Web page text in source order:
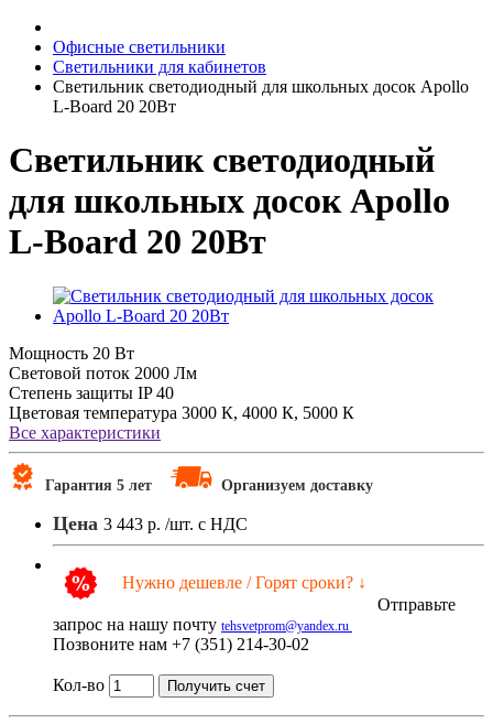
Офисные светильники
Светильники для кабинетов
Светильник светодиодный для школьных досок Apollo
L-Board 20 20Вт
Светильник светодиодный
для школьных досок Apollo
L-Board 20 20Вт
Мощность 20 Вт
Световой поток 2000 Лм
Степень защиты IP 40
Цветовая температура 3000 К, 4000 К, 5000 К
Все характеристики
Гарантия 5 лет Организуем доставку
Цена 3 443 р. /шт. с НДС
Нужно дешевле / Горят сроки? ↓
Отправьте
запрос на нашу почту tehsvetprom@yandex.ru
Позвоните нам +7 (351) 214-30-02
Кол-во Получить счет